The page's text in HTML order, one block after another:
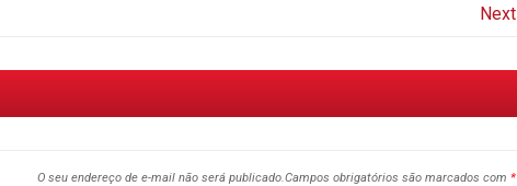
Next
O seu endereço de e-mail não será publicado.Campos obrigatórios são marcados com *